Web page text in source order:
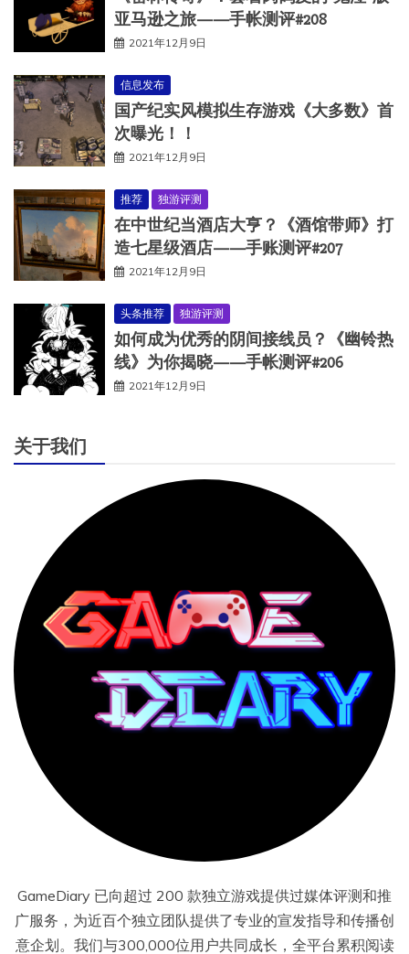
亚马逊之旅——手帐测评#208
2021年12月9日
信息发布
国产纪实风模拟生存游戏《大多数》首
次曝光！！
2021年12月9日
推荐 独游评测
在中世纪当酒店大亨？《酒馆带师》打
造七星级酒店——手账测评#207
2021年12月9日
头条推荐 独游评测
如何成为优秀的阴间接线员？《幽铃热
线》为你揭晓——手帐测评#206
2021年12月9日
关于我们
GameDiary 已向超过 200 款独立游戏提供过媒体评测和推
广服务，为近百个独立团队提供了专业的宣发指导和传播创
意企划。我们与300,000位用户共同成长，全平台累积阅读